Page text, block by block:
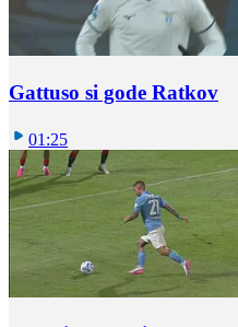
Gattuso si gode Ratkov
01:25